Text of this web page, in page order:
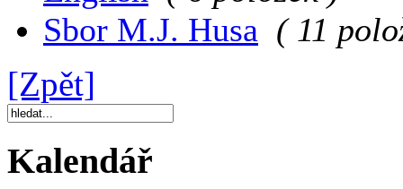
Sbor M.J. Husa ( 11
[Zpět]
Kalendář